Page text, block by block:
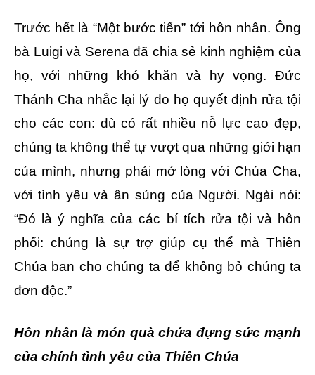
Trước hết là “Một bước tiến” tới hôn nhân. Ông
bà Luigi và Serena đã chia sẻ kinh nghiệm của
họ, với những khó khăn và hy vọng. Đức
Thánh Cha nhắc lại lý do họ quyết định rửa tội
cho các con: dù có rất nhiều nỗ lực cao đẹp,
chúng ta không thể tự vượt qua những giới hạn
của mình, nhưng phải mở lòng với Chúa Cha,
với tình yêu và ân sủng của Người. Ngài nói:
“Đó là ý nghĩa của các bí tích rửa tội và hôn
phối: chúng là sự trợ giúp cụ thể mà Thiên
Chúa ban cho chúng ta để không bỏ chúng ta
đơn độc.”
Hôn nhân là món quà chứa đựng sức mạnh
của chính tình yêu của Thiên Chúa